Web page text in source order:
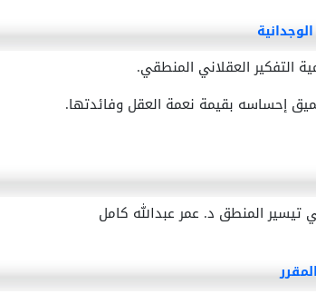
التفكير العقلاني المنطقي.
إحساسه بقيمة نعمة العقل وفائدتها.
تيسير المنطق د. عمر عبدالله كامل